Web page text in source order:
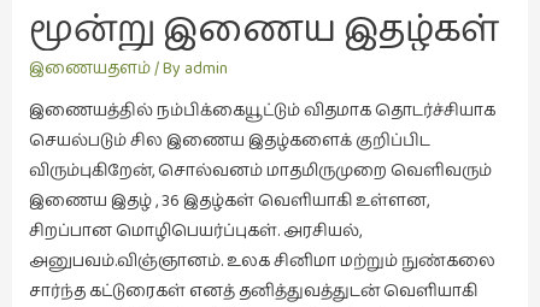
பாதை
(10)
கல்வி
கல்வி
(16)
கவிஞனும்
கவிதையும்
மூன்று இணைய இதழ்கள்
இணையதளம்/ By admin
இணையத்தில் நம்பிக்கையூட்டும் விதமாக தொடர்ச்சியாக
செயல்படும் சில இணைய இதழ்களைக் குறிப்பிட
விரும்புகிறேன், சொல்வனம் மாதமிருமுறை வெளிவரும்
இணைய இதழ் , 36 இதழ்கள் வெளியாகி உள்ளன,
சிறப்பான மொழிபெயர்ப்புகள். அரசியல்,
அனுபவம்.விஞ்ஞானம். உலக சினிமா மற்றும் நுண்கலை
சார்ந்த கட்டுரைகள் எனத் தனித்துவத்துடன் வெளியாகி